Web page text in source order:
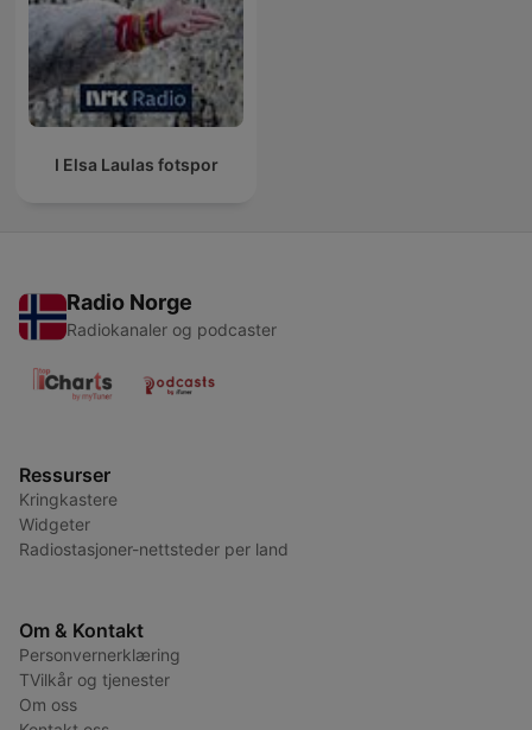
I Elsa Laulas fotspor
Radio Norge
Radiokanaler og podcaster
Ressurser
Kringkastere
Widgeter
Radiostasjoner-nettsteder per land
Om & Kontakt
Personvernerklæring
TVilkår og tjenester
Om oss